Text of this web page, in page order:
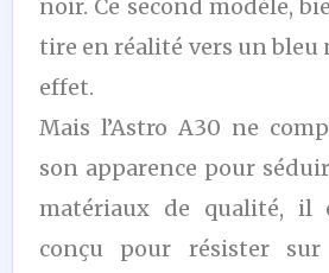
noir. Ce second modèle,
tire en réalité vers un
effet.
Mais l’Astro A30 ne
son apparence pour
matériaux de qualité, il
conçu pour résister